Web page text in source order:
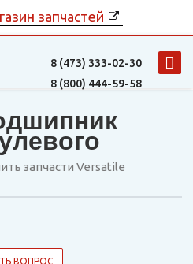
запчастей
8 (473) 333-02-30
8 (800) 444-59-58
запчасти Versatile
ВОПРОС